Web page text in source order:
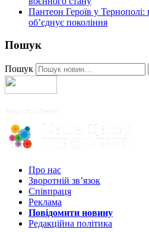
Пантеон Героїв у Тернополі:
об’єднує покоління
Пошук
Пошук
Про нас
Зворотній зв’язок
Співпраця
Реклама
Повідомити новину
Редакційна політика